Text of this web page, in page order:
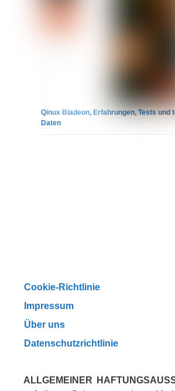
Qinux Bladeon, Erfahrungen, Tests und
Daten
Cookie-Richtlinie
Impressum
Über uns
Datenschutzrichtlinie
ALLGEMEINER